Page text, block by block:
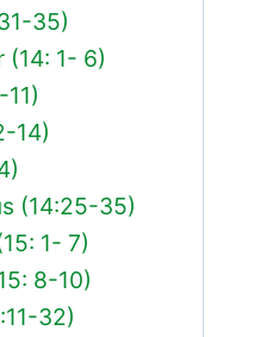
35)
(14: 1- 6)
14)
(14:25-35)
1- 7)
8-10)
32)